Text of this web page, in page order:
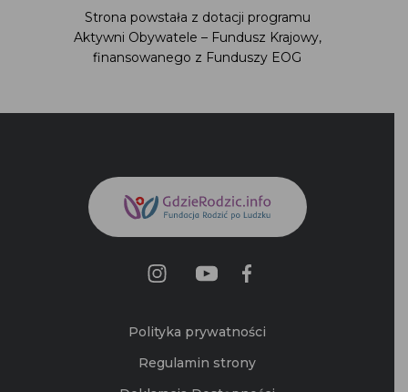
Strona powstała z dotacji programu Aktywni
Obywatele – Fundusz Krajowy,
finansowanego z Funduszy EOG
Polityka prywatności
Regulamin strony